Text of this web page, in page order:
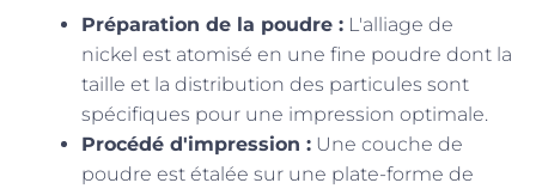
Préparation de la poudre : L'alliage de
nickel est atomisé en une fine poudre dont la
taille et la distribution des particules sont
spécifiques pour une impression optimale.
Procédé d'impression : Une couche de
poudre est étalée sur une plate-forme de